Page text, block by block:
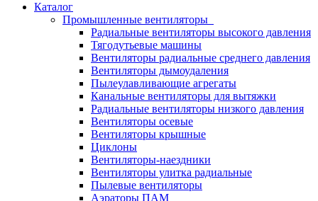
Каталог
Промышленные вентиляторы
Радиальные вентиляторы высокого давления
Тягодутьевые машины
Вентиляторы радиальные среднего давления
Вентиляторы дымоудаления
Пылеулавливающие агрегаты
Канальные вентиляторы для вытяжки
Радиальные вентиляторы низкого давления
Вентиляторы осевые
Вентиляторы крышные
Циклоны
Вентиляторы-наездники
Вентиляторы улитка радиальные
Пылевые вентиляторы
Аэраторы ПАМ